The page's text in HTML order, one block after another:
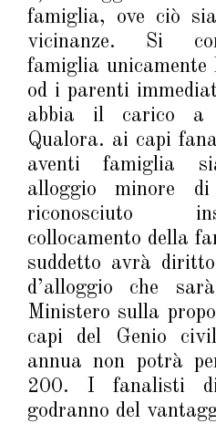
famiglia, ove ciò
vicinanze. Si
famiglia
od i parenti
abbia il carico a
Qualora. ai capi
aventi famiglia
alloggio minore
riconosciuto
collocamento della
suddetto avrà
d’alloggio che
Ministero sulla
capi del Genio
annua non potrà
200. I fanalisti
godranno del